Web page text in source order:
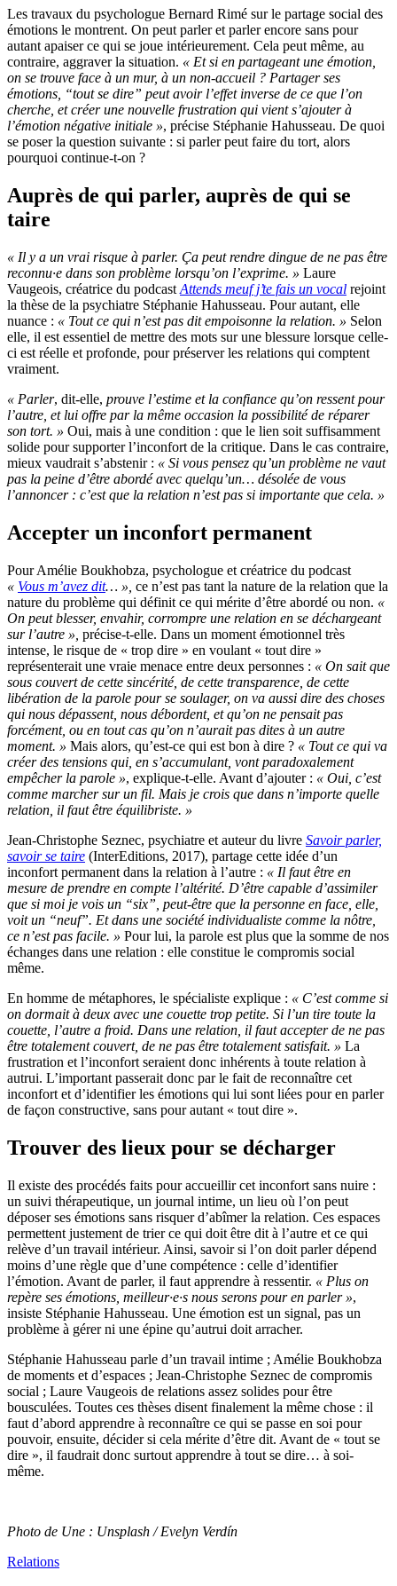
Les travaux du psychologue Bernard Rimé sur le partage social des
émotions le montrent. On peut parler et parler encore sans pour
autant apaiser ce qui se joue intérieurement. Cela peut même, au
contraire, aggraver la situation. « Et si en partageant une émotion,
on se trouve face à un mur, à un non-accueil ? Partager ses
émotions, “tout se dire” peut avoir l’effet inverse de ce que l’on
cherche, et créer une nouvelle frustration qui vient s’ajouter à
l’émotion négative initiale », précise Stéphanie Hahusseau. De quoi
se poser la question suivante : si parler peut faire du tort, alors
pourquoi continue-t-on ?
Auprès de qui parler, auprès de qui se
taire
« Il y a un vrai risque à parler. Ça peut rendre dingue de ne pas être
reconnu·e dans son problème lorsqu’on l’exprime. » Laure
Vaugeois, créatrice du podcast Attends meuf j’te fais un vocal rejoint
la thèse de la psychiatre Stéphanie Hahusseau. Pour autant, elle
nuance : « Tout ce qui n’est pas dit empoisonne la relation. » Selon
elle, il est essentiel de mettre des mots sur une blessure lorsque celle-
ci est réelle et profonde, pour préserver les relations qui comptent
vraiment.
« Parler, dit-elle, prouve l’estime et la confiance qu’on ressent pour
l’autre, et lui offre par la même occasion la possibilité de réparer
son tort. » Oui, mais à une condition : que le lien soit suffisamment
solide pour supporter l’inconfort de la critique. Dans le cas contraire,
mieux vaudrait s’abstenir : « Si vous pensez qu’un problème ne vaut
pas la peine d’être abordé avec quelqu’un… désolée de vous
l’annoncer : c’est que la relation n’est pas si importante que cela. »
Accepter un inconfort permanent
Pour Amélie Boukhobza, psychologue et créatrice du podcast
« Vous m’avez dit… », ce n’est pas tant la nature de la relation que la
nature du problème qui définit ce qui mérite d’être abordé ou non. «
On peut blesser, envahir, corrompre une relation en se déchargeant
sur l’autre », précise-t-elle. Dans un moment émotionnel très
intense, le risque de « trop dire » en voulant « tout dire »
représenterait une vraie menace entre deux personnes : « On sait que
sous couvert de cette sincérité, de cette transparence, de cette
libération de la parole pour se soulager, on va aussi dire des choses
qui nous dépassent, nous débordent, et qu’on ne pensait pas
forcément, ou en tout cas qu’on n’aurait pas dites à un autre
moment. » Mais alors, qu’est-ce qui est bon à dire ? « Tout ce qui va
créer des tensions qui, en s’accumulant, vont paradoxalement
empêcher la parole », explique-t-elle. Avant d’ajouter : « Oui, c’est
comme marcher sur un fil. Mais je crois que dans n’importe quelle
relation, il faut être équilibriste. »
Jean-Christophe Seznec, psychiatre et auteur du livre Savoir parler,
savoir se taire (InterEditions, 2017), partage cette idée d’un
inconfort permanent dans la relation à l’autre : « Il faut être en
mesure de prendre en compte l’altérité. D’être capable d’assimiler
que si moi je vois un “six”, peut-être que la personne en face, elle,
voit un “neuf”. Et dans une société individualiste comme la nôtre,
ce n’est pas facile. » Pour lui, la parole est plus que la somme de nos
échanges dans une relation : elle constitue le compromis social
même.
En homme de métaphores, le spécialiste explique : « C’est comme si
on dormait à deux avec une couette trop petite. Si l’un tire toute la
couette, l’autre a froid. Dans une relation, il faut accepter de ne pas
être totalement couvert, de ne pas être totalement satisfait. » La
frustration et l’inconfort seraient donc inhérents à toute relation à
autrui. L’important passerait donc par le fait de reconnaître cet
inconfort et d’identifier les émotions qui lui sont liées pour en parler
de façon constructive, sans pour autant « tout dire ».
Trouver des lieux pour se décharger
Il existe des procédés faits pour accueillir cet inconfort sans nuire :
un suivi thérapeutique, un journal intime, un lieu où l’on peut
déposer ses émotions sans risquer d’abîmer la relation. Ces espaces
permettent justement de trier ce qui doit être dit à l’autre et ce qui
relève d’un travail intérieur. Ainsi, savoir si l’on doit parler dépend
moins d’une règle que d’une compétence : celle d’identifier
l’émotion. Avant de parler, il faut apprendre à ressentir. « Plus on
repère ses émotions, meilleur·e·s nous serons pour en parler »,
insiste Stéphanie Hahusseau. Une émotion est un signal, pas un
problème à gérer ni une épine qu’autrui doit arracher.
Stéphanie Hahusseau parle d’un travail intime ; Amélie Boukhobza
de moments et d’espaces ; Jean-Christophe Seznec de compromis
social ; Laure Vaugeois de relations assez solides pour être
bousculées. Toutes ces thèses disent finalement la même chose : il
faut d’abord apprendre à reconnaître ce qui se passe en soi pour
pouvoir, ensuite, décider si cela mérite d’être dit. Avant de « tout se
dire », il faudrait donc surtout apprendre à tout se dire… à soi-
même.
Photo de Une : Unsplash / Evelyn Verdín
Relations